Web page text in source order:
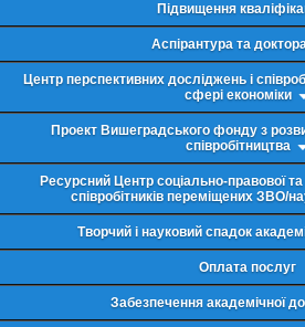
Підвищення
Аспірантура та
Центр перспективних досліджень і
сфері економіки
Проект Вишеградського фонду з
співробітництва
Ресурсний Центр соціально-правової
співробітників переміщених ЗВО/
Творчий і науковий спадок
Оплата послуг
Забезпечення академічної